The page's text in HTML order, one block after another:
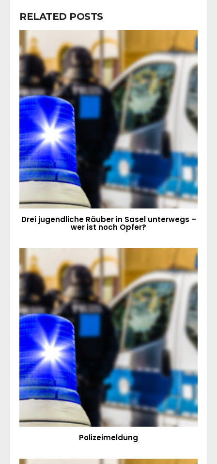
RELATED POSTS
Drei jugendliche Räuber in Sasel unterwegs –
wer ist noch Opfer?
Polizeimeldung